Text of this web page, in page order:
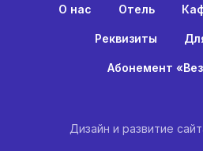
О нас Отель
Реквизиты
Абонемент
Дизайн и развитие